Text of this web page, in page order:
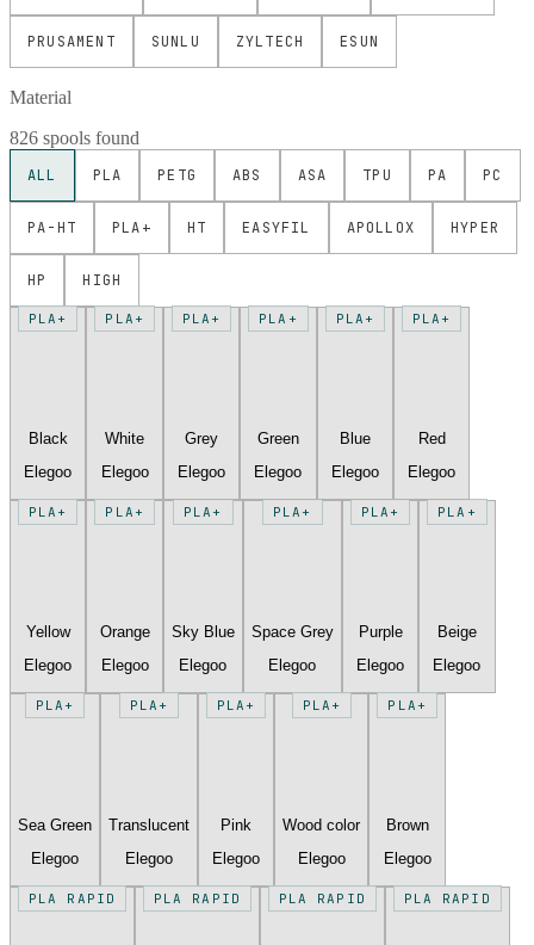
PRUSAMENT SUNLU ZYLTECH ESUN
Material
826 spools found
ALL PLA PETG ABS ASA TPU PA PC
PA-HT PLA+ HT EASYFIL APOLLOX HYPER
HP HIGH
PLA+
Black
Elegoo
PLA+
White
Elegoo
PLA+
Grey
Elegoo
PLA+
Green
Elegoo
PLA+
Blue
Elegoo
PLA+
Red
Elegoo
PLA+
Yellow
Elegoo
PLA+
Orange
Elegoo
PLA+
Sky Blue
Elegoo
PLA+
Space Grey
Elegoo
PLA+
Purple
Elegoo
PLA+
Beige
Elegoo
PLA+
Sea Green
Elegoo
PLA+
Translucent
Elegoo
PLA+
Pink
Elegoo
PLA+
Wood color
Elegoo
PLA+
Brown
Elegoo
PLA RAPID PLA RAPID PLA RAPID PLA RAPID